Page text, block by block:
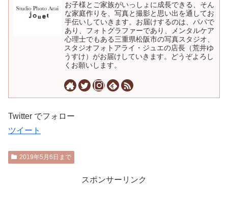
お子様とご家族がいっしょに成長できる、そん
な家庭作りを、写真と撮影と思い出を通してお
手伝いしていきます。お届けするのは、パパで
あり、フォトグラファーであり、メンタルケア
心理士でもある三重県松阪市の写真スタジオ、
スタジオフォトアライ・ジュエの店長（荒井ゆ
うすけ）がお届けしていきます。どうぞよろし
くお願いします。
Twitter でフォロー
ツイート
2019年5月6日まで
スポンサーリンク